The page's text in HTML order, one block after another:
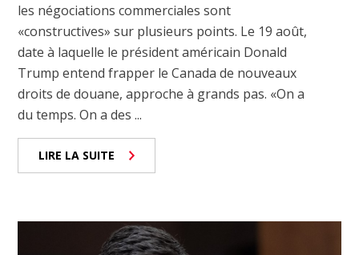
les négociations commerciales sont
«constructives» sur plusieurs points. Le 19 août,
date à laquelle le président américain Donald
Trump entend frapper le Canada de nouveaux
droits de douane, approche à grands pas. «On a
du temps. On a des ...
LIRE LA SUITE